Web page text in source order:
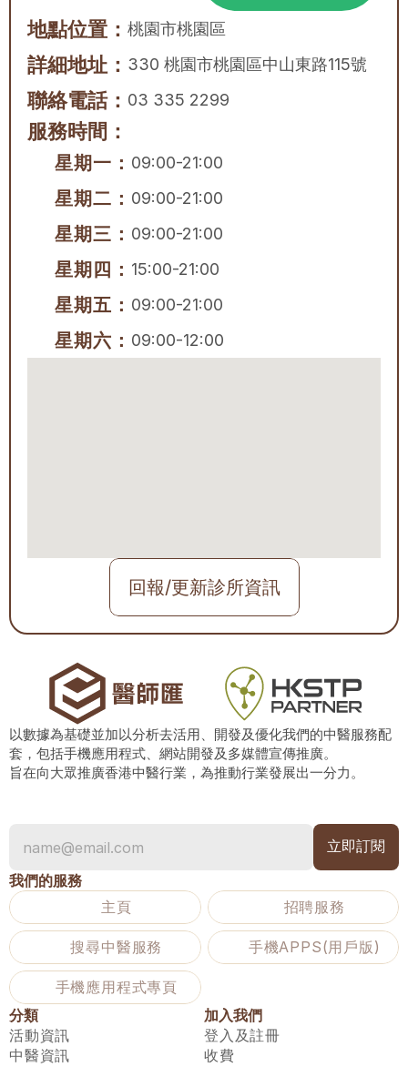
地點位置： 桃園市桃園區
詳細地址： 330 桃園市桃園區中山東路115號
聯絡電話： 03 335 2299
服務時間：
星期一： 09:00-21:00
星期二： 09:00-21:00
星期三： 09:00-21:00
星期四： 15:00-21:00
星期五： 09:00-21:00
星期六： 09:00-12:00
回報/更新診所資訊
以數據為基礎並加以分析去活用、開發及優化我們的中醫服務配
套，包括手機應用程式、網站開發及多媒體宣傳推廣。
旨在向大眾推廣香港中醫行業，為推動行業發展出一分力。
我們的服務
主頁
招聘服務
搜尋中醫服務 手機APPS(用戶版)
手機應用程式專頁
分類
活動資訊
中醫資訊
加入我們
登入及註冊
收費